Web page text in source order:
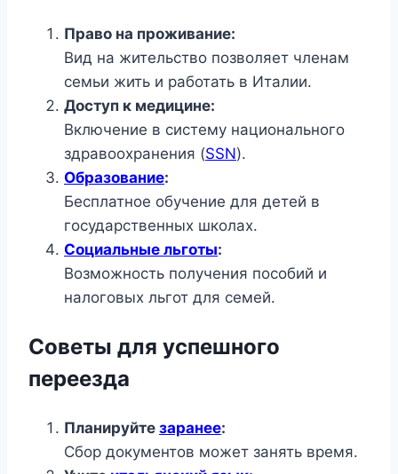
Право на проживание:
Вид на жительство позволяет членам
семьи жить и работать в Италии.
Доступ к медицине:
Включение в систему национального
здравоохранения (SSN).
Образование:
Бесплатное обучение для детей в
государственных школах.
Социальные льготы:
Возможность получения пособий и
налоговых льгот для семей.
Советы для успешного
переезда
Планируйте заранее:
Сбор документов может занять время.